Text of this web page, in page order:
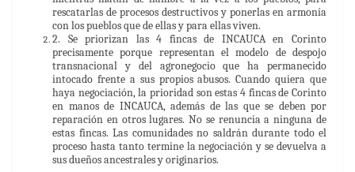
rescatarlas de procesos destructivos y ponerlas en armonía
con los pueblos que de ellas y para ellas viven.
2. Se priorizan las 4 fincas de INCAUCA en Corinto
precisamente porque representan el modelo de despojo
transnacional y del agronegocio que ha permanecido
intocado frente a sus propios abusos. Cuando quiera que
haya negociación, la prioridad son estas 4 fincas de Corinto
en manos de INCAUCA, además de las que se deben por
reparación en otros lugares. No se renuncia a ninguna de
estas fincas. Las comunidades no saldrán durante todo el
proceso hasta tanto termine la negociación y se devuelva a
sus dueños ancestrales y originarios.